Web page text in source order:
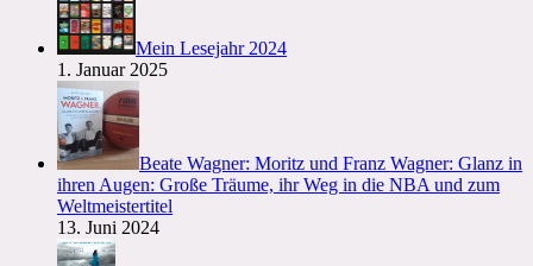
Mein Lesejahr 2024
1. Januar 2025
Beate Wagner: Moritz und Franz Wagner: Glanz in
ihren Augen: Große Träume, ihr Weg in die NBA und zum
Weltmeistertitel
13. Juni 2024